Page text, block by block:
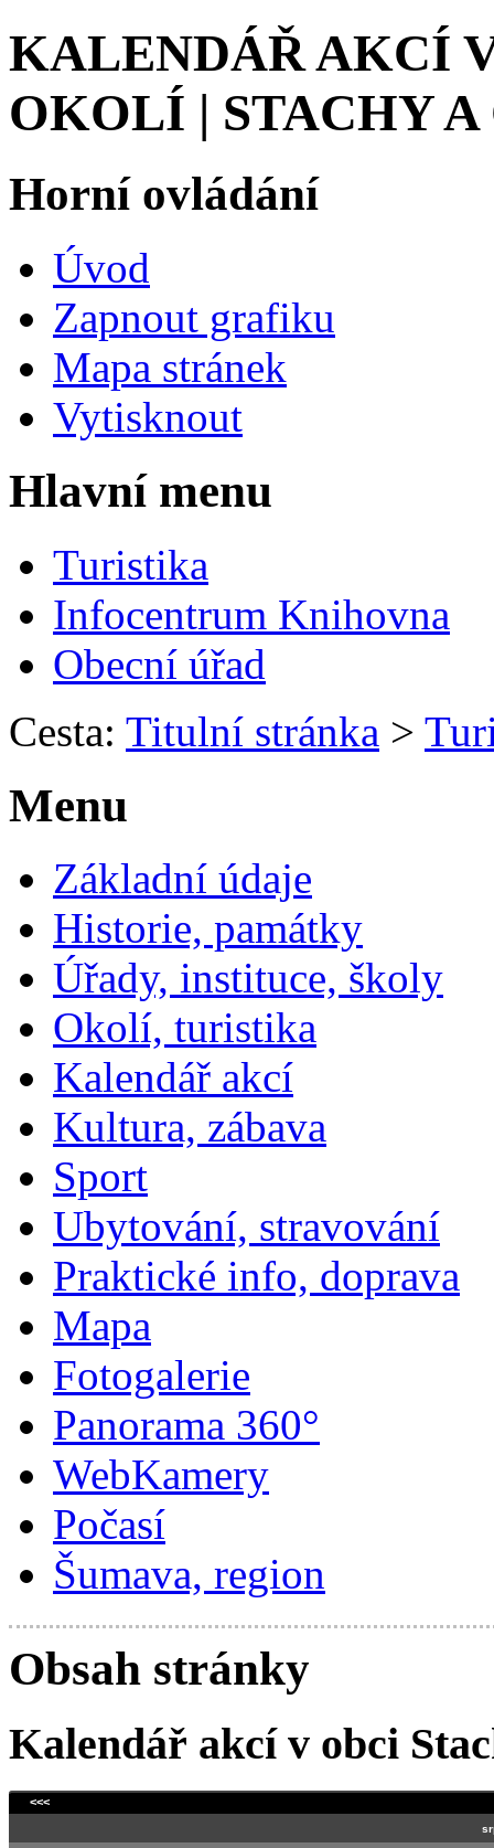
KALENDÁŘ AKCÍ
OKOLÍ | STACHY
Horní ovládání
Úvod
Zapnout grafiku
Mapa stránek
Vytisknout
Hlavní menu
Turistika
Infocentrum Knihovna
Obecní úřad
Cesta: Titulní stránka >
Menu
Základní údaje
Historie, památky
Úřady, instituce, školy
Okolí, turistika
Kalendář akcí
Kultura, zábava
Sport
Ubytování, stravování
Praktické info, doprava
Mapa
Fotogalerie
Panorama 360°
WebKamery
Počasí
Šumava, region
Obsah stránky
Kalendář akcí v obci
<<<